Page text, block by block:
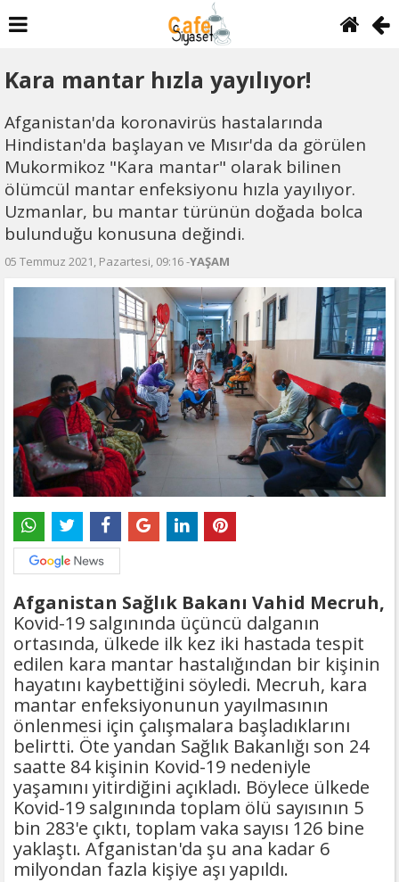
Kara mantar hızla yayılıyor!
Afganistan'da koronavirüs hastalarında
Hindistan'da başlayan ve Mısır'da da görülen
Mukormikoz "Kara mantar" olarak bilinen
ölümcül mantar enfeksiyonu hızla yayılıyor.
Uzmanlar, bu mantar türünün doğada bolca
bulunduğu konusuna değindi.
05 Temmuz 2021, Pazartesi, 09:16 -YAŞAM
Afganistan Sağlık Bakanı Vahid Mecruh,
Kovid-19 salgınında üçüncü dalganın
ortasında, ülkede ilk kez iki hastada tespit
edilen kara mantar hastalığından bir kişinin
hayatını kaybettiğini söyledi. Mecruh, kara
mantar enfeksiyonunun yayılmasının
önlenmesi için çalışmalara başladıklarını
belirtti. Öte yandan Sağlık Bakanlığı son 24
saatte 84 kişinin Kovid-19 nedeniyle
yaşamını yitirdiğini açıkladı. Böylece ülkede
Kovid-19 salgınında toplam ölü sayısının 5
bin 283'e çıktı, toplam vaka sayısı 126 bine
yaklaştı. Afganistan'da şu ana kadar 6
milyondan fazla kişiye aşı yapıldı.